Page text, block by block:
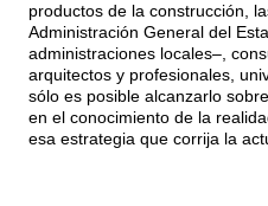
productos de la construcción,
Administración General del
administraciones locales–,
arquitectos y profesionales,
sólo es posible alcanzarlo
en el conocimiento de la
esa estrategia que corrija la